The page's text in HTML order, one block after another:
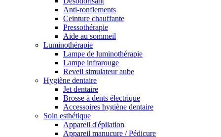
Anti-ronflements
Ceinture chauffante
Pressothérapie
Aide au sommeil
Luminothérapie
Lampe de luminothérapie
Lampe infrarouge
Reveil simulateur aube
Hygiène dentaire
Jet dentaire
Brosse à dents électrique
Accessoires hygiène dentaire
Soin esthétique
Appareil d'épilation
Appareil manucure / Pédicure